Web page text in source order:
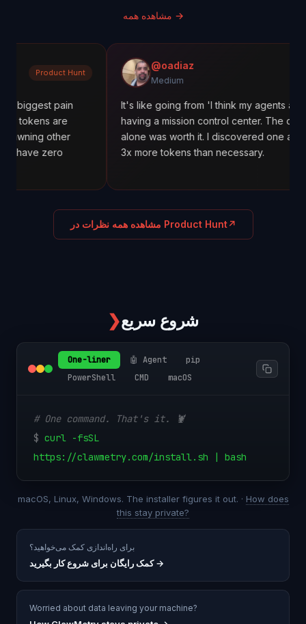
مشاهده همه →
Hunt
pain
are
other
@oadiaz
Medium
It's like going from 'I think my agents are working'
having a mission control center. The cost tracking
alone was worth it. I discovered one agent was
3x more tokens than necessary.
مشاهده همه نظرات در Product Hunt↗
❯شروع سریع
One-liner 🤖 Agent
pip
PowerShell
CMD macOS
# One command. That's it. 🦞
$ curl -fsSL
https://clawmetry.com/install.sh | bash
macOS, Linux, Windows. The installer figures it out. · How does
this stay private?
برای راه‌اندازی کمک می‌خواهید؟
کمک رایگان برای شروع کار بگیرید→
Worried about data leaving your machine?